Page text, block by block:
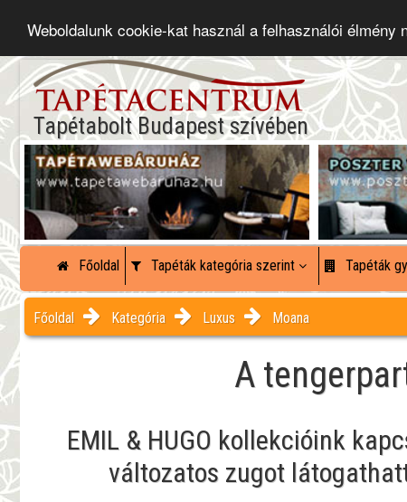
Weboldalunk cookie-kat használ a felhasználói élmény
Tapétabolt Budapest szívében
Főoldal Tapéták kategória szerint Tapéták
Főoldal Kategória Luxus Moana
A
EMIL & HUGO kollekcióink
változatos zugot